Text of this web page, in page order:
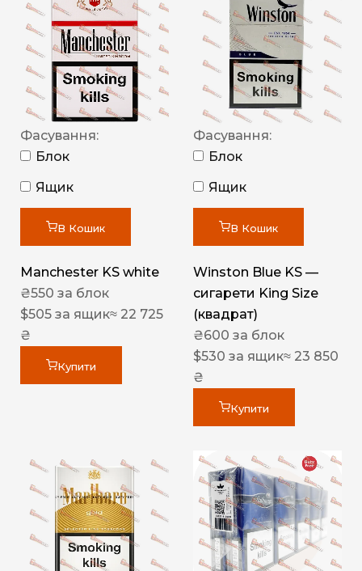
Фасування:
Блок
Ящик
В Кошик
Manchester KS white
₴550 за блок
$505 за ящик≈ 22 725
₴
Купити
Фасування:
Блок
Ящик
В Кошик
Winston Blue KS —
сигарети King Size
(квадрат)
₴600 за блок
$530 за ящик≈ 23 850
₴
Купити